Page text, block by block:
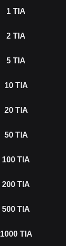
1 TIA
2 TIA
5 TIA
10 TIA
20 TIA
50 TIA
100 TIA
200 TIA
500 TIA
1000 TIA